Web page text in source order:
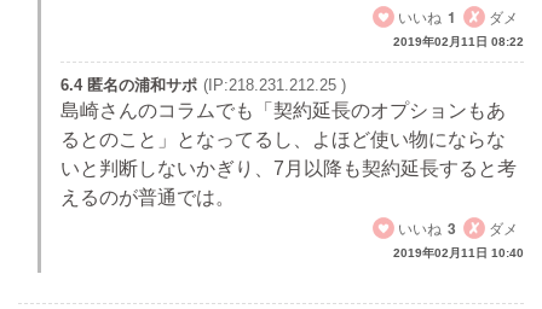
いいね 1 ダメ
2019年02月11日 08:22
6.4 匿名の浦和サポ (IP:218.231.212.25 )
島崎さんのコラムでも「契約延長のオプションもあ
るとのこと」となってるし、よほど使い物にならな
いと判断しないかぎり、7月以降も契約延長すると考
えるのが普通では。
いいね 3 ダメ
2019年02月11日 10:40